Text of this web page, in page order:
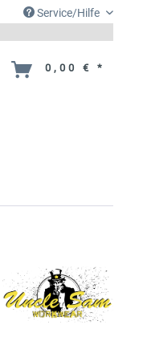
Service/Hilfe
0,00 € *